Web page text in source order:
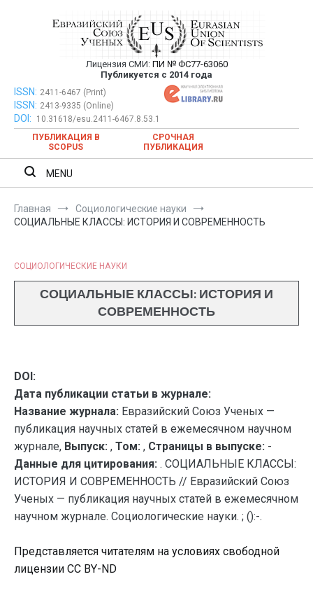
Евразийский Союз Ученых —
публикация научных статей в
ежемесячном научном журнале
Лицензия СМИ: ПИ № ФС77-63060
Публикуется с 2014 года
Евразийский Союз Ученых — публикация научных статей в
ежемесячном научном журнале
ISSN: 2411-6467 (Print)
ISSN: 2413-9335 (Online)
DOI:
10.31618/esu.2411-6467.8.53.1
ПУБЛИКАЦИЯ В
SCOPUS
СРОЧНАЯ
ПУБЛИКАЦИЯ
MENU
Главная
Социологические науки
СОЦИАЛЬНЫЕ КЛАССЫ: ИСТОРИЯ И СОВРЕМЕННОСТЬ
СОЦИОЛОГИЧЕСКИЕ НАУКИ
СОЦИАЛЬНЫЕ КЛАССЫ: ИСТОРИЯ И
СОВРЕМЕННОСТЬ
DOI:
Дата публикации статьи в журнале:
Название журнала: Евразийский Союз Ученых —
публикация научных статей в ежемесячном научном
журнале, Выпуск: , Том: , Страницы в выпуске: -
Данные для цитирования: . СОЦИАЛЬНЫЕ КЛАССЫ:
ИСТОРИЯ И СОВРЕМЕННОСТЬ // Евразийский Союз
Ученых — публикация научных статей в ежемесячном
научном журнале. Социологические науки. ; ():-.
Представляется читателям на условиях свободной
лицензии CC BY-ND